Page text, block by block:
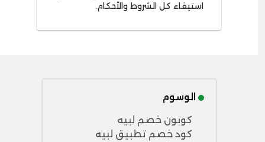
استيفاء كل الشروط والأحكام.
الوسوم
كوبون خصم لبيه
كود خصم تطبيق لبيه